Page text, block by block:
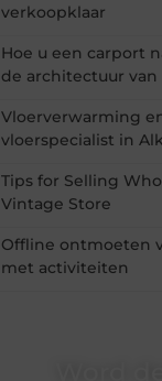
verkoopklaar
Hoe u een carport
de architectuur
Vloerverwarming
vloerspecialist in
Tips for Selling
Vintage Store
Offline ontmoeten
met activiteiten